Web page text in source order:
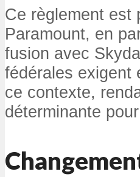
Ce règlement est
Paramount, en
fusion avec
fédérales exigent
ce contexte,
déterminante